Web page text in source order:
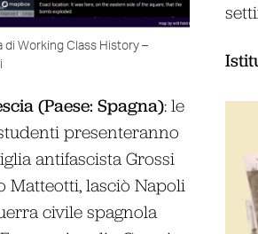
di Working Class History –
(Paese: Spagna): le
presenteranno
antifascista Grossi
Matteotti, lasciò Napoli
civile spagnola